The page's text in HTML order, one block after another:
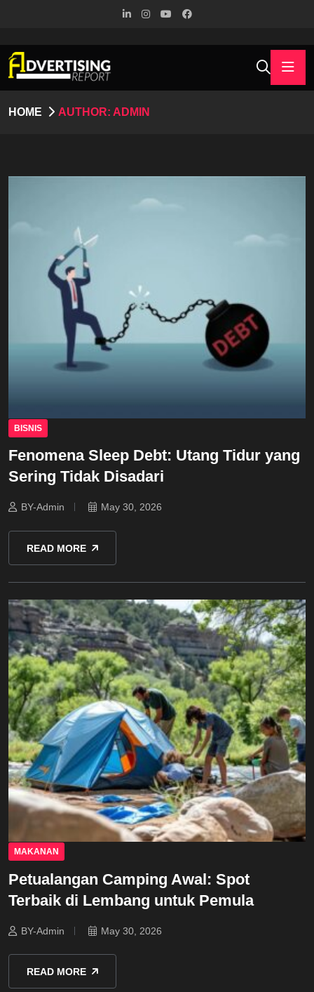
HOME AUTHOR: ADMIN
BISNIS
Fenomena Sleep Debt: Utang Tidur yang
Sering Tidak Disadari
BY-Admin May 30, 2026
READ MORE
MAKANAN
Petualangan Camping Awal: Spot
Terbaik di Lembang untuk Pemula
BY-Admin May 30, 2026
READ MORE